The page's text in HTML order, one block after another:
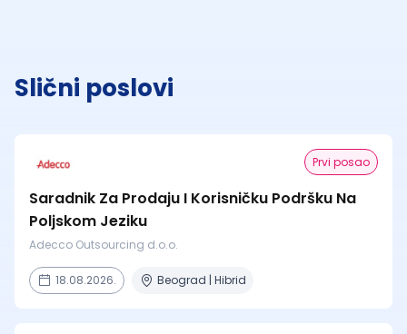
Slični poslovi
Prvi posao
Saradnik Za Prodaju I Korisničku Podršku Na
Poljskom Jeziku
Adecco Outsourcing d.o.o.
18.08.2026. Beograd | Hibrid